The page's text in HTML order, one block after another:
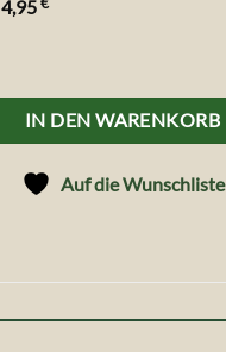
4,95
IN DEN WARENKORB
Auf die Wunschliste